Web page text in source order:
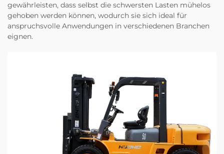
gewährleisten, dass selbst die schwersten Lasten mühelos
gehoben werden können, wodurch sie sich ideal für
anspruchsvolle Anwendungen in verschiedenen Branchen
eignen.